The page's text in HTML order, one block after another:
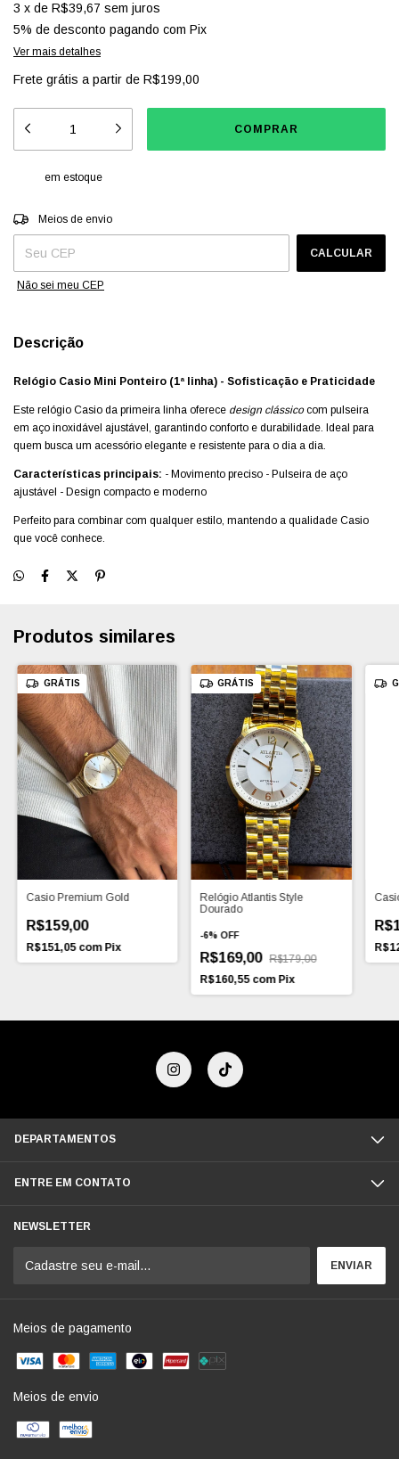
3 x de R$39,67 sem juros
5% de desconto pagando com Pix
Ver mais detalhes
Frete grátis a partir de R$199,00
em estoque
Entregas para o CEP:
Meios de envio
CALCULAR
Não sei meu CEP
Descrição
Relógio Casio Mini Ponteiro (1ª linha) - Sofisticação e Praticidade
Este relógio Casio da primeira linha oferece design clássicocom pulseira
em aço inoxidável ajustável, garantindo conforto e durabilidade. Ideal para
quem busca um acessório elegante e resistente para o dia a dia.
Características principais: - Movimento preciso - Pulseira de aço
ajustável - Design compacto e moderno
Perfeito para combinar com qualquer estilo, mantendo a qualidade Casio
que você conhece.
Produtos similares
GRÁTIS
Casio Premium Gold
R$159,00
R$151,05 com Pix
GRÁTIS
Relógio Atlantis Style
Dourado
-6%OFF
R$169,00 R$179,00
R$160,55 com Pix
DEPARTAMENTOS
ENTRE EM CONTATO
NEWSLETTER
Meios de pagamento
Meios de envio